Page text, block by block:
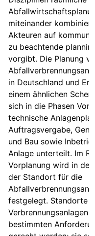
miteinander
Akteuren auf
zu beachtende
vorgibt. Die Planung
in Deutschland und
einem ähnlichen
sich in die Phasen
technische
Auftragsvergabe,
und Bau sowie
Anlage unterteilt. Im
Vorplanung wird in der
der Standort für die
festgelegt. Standorte
Verbrennungsanlagen
bestimmten